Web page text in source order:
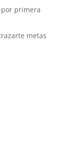
por primera
metas